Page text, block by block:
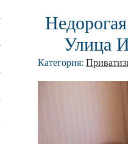
Улица
Категория: